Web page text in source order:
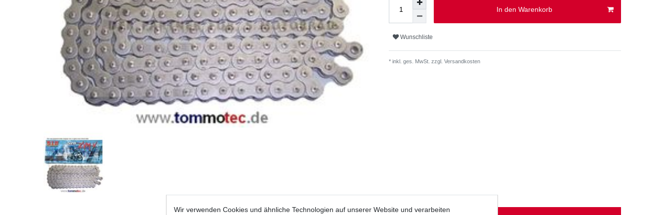
In den Warenkorb
Wunschliste
* inkl. ges. MwSt. zzgl. Versandkosten
Wir verwenden Cookies und ähnliche Technologien auf unserer Website und verarbeiten